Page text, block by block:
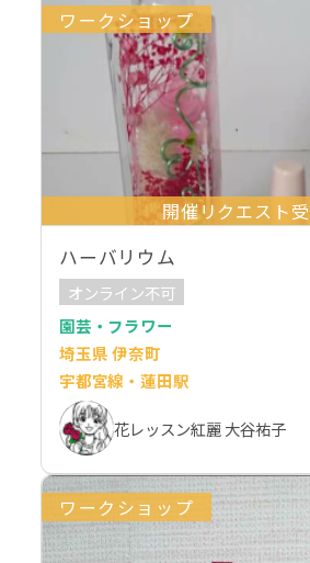
ワークショップ
開催リクエスト
ハーバリウム
オンライン不可
園芸・フラワー
埼玉県 伊奈町
宇都宮線・蓮田駅
花レッスン紅麗 大谷祐子
ワークショップ